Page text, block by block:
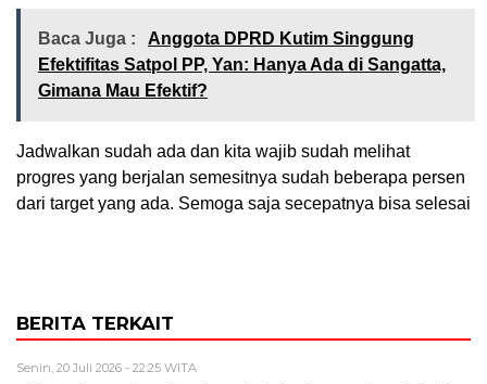
Baca Juga :
Anggota DPRD Kutim Singgung
Efektifitas Satpol PP, Yan: Hanya Ada di Sangatta,
Gimana Mau Efektif?
Jadwalkan sudah ada dan kita wajib sudah melihat
progres yang berjalan semesitnya sudah beberapa persen
dari target yang ada. Semoga saja secepatnya bisa selesai
BERITA TERKAIT
Senin, 20 Juli 2026 - 22:25 WITA